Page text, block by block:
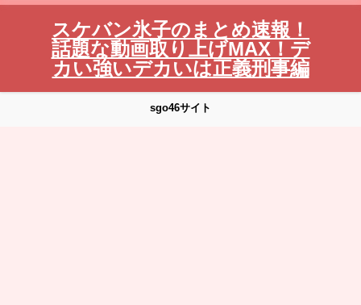
スケバン氷子のまとめ速報！
話題な動画取り上げMAX！デ
カい強いデカいは正義刑事編
sgo46サイト